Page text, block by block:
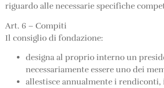
riguardo alle necessarie specifiche
Art. 6 – Compiti
Il consiglio di fondazione:
designa al proprio interno un
necessariamente essere uno dei
allestisce annualmente i